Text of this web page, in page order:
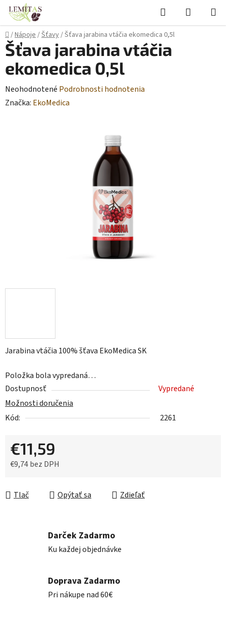
Prejsť
obsah
Hľadať
KOŠÍK
Domov
/Nápoje/Šťavy/Šťava jarabina vtáčia ekomedica 0,5l
Jarabina vtáčia 100% šťava EkoMedica SK
Položka bola vypredaná…
Dostupnosť
Vypredané
Možnosti doručenia
Kód:
2261
€11,59
€9,74 bez DPH
Tlač
Opýtať sa Zdieľať
Šťava jarabina vtáčia
ekomedica 0,5l
Priemerné
hodnotenie
Neohodnotené Podrobnosti hodnotenia
Značka: EkoMedica
Darček Zadarmo
Ku každej objednávke
Doprava Zadarmo
Pri nákupe nad 60€